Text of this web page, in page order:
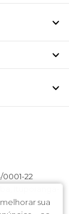
sua
0001-22